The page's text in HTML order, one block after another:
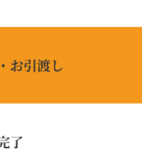
お引渡し
了